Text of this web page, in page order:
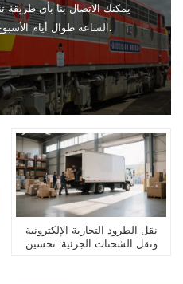
يمكنك الاتصال بنا بأي
الساعة طوال أيام الأسبوع عبر البريد الإلكتروني أو الهاتف.
نقل الطرود التجارية الإلكترونية
ونقل الشحنات الجزئية: تحسين